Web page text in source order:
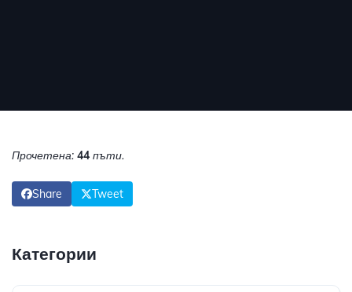
Прочетена: 44 пъти.
Share Tweet
Категории